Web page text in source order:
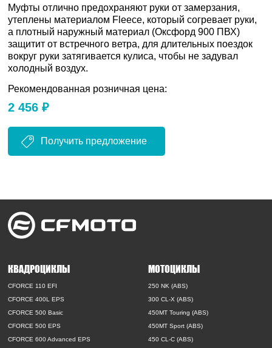
Муфты отлично предохраняют руки от замерзания,
утеплены материалом Fleece, который согревает руки,
а плотный наружный материал (Оксфорд 900 ПВХ)
защитит от встречного ветра, для длительных поездок
вокруг руки затягивается кулиса, чтобы не задувал
холодный воздух.
Рекомендованная розничная цена:
2 456 ₽
Получить предложение
КВАДРОЦИКЛЫ
CFORCE 110 EFI
CFORCE 400L EPS
CFORCE 500 Basic
CFORCE 500 EPS
CFORCE 600 Advanced EPS
МОТОЦИКЛЫ
250 NK (ABS)
300 CL-X (ABS)
450MT Touring (ABS)
450MT Sport (ABS)
450 CL-C (ABS)